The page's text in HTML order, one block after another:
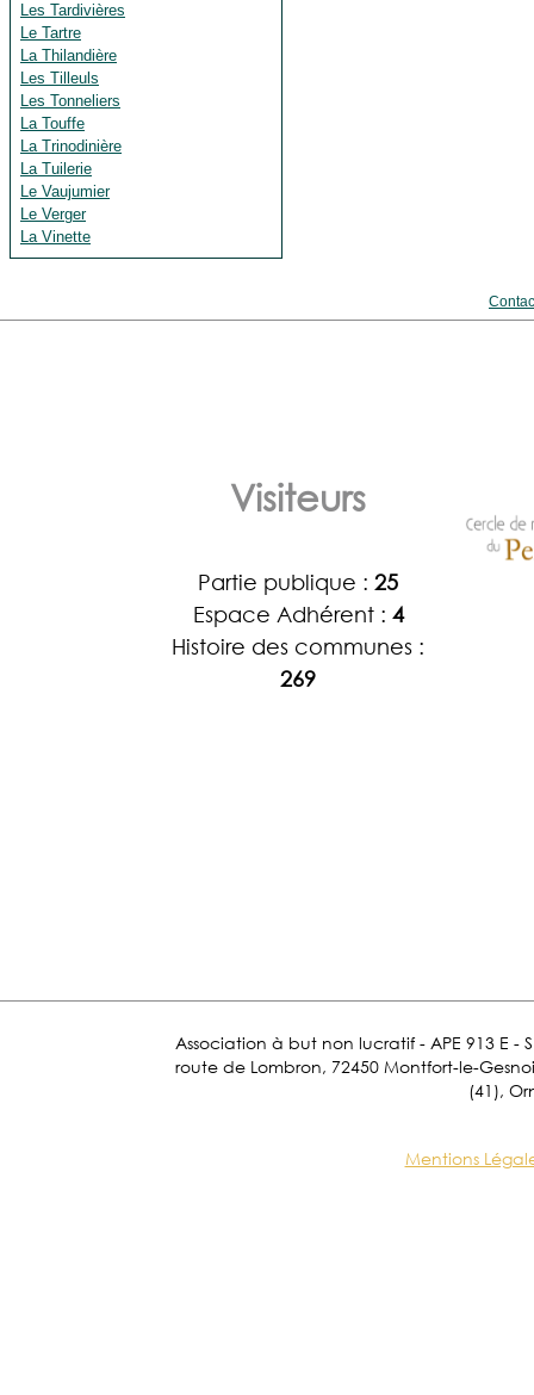
Les Tardivières
Le Tartre
La Thilandière
Les Tilleuls
Les Tonneliers
La Touffe
La Trinodinière
La Tuilerie
Le Vaujumier
Le Verger
La Vinette
Visiteurs
Partie publique : 25
Espace Adhérent : 4
Histoire des communes :
269
Association à but non lucratif - APE 913 E -
route de Lombron, 72450 Montfort-le-
(41),
Mentions